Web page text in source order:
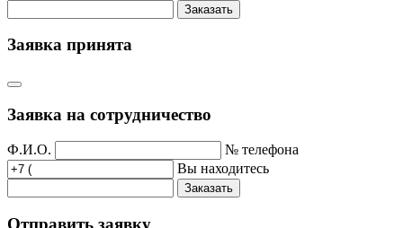
Заказать
Заявка принята
Заявка на сотрудничество
Ф.И.О.
№ телефона
Вы находитесь
Заказать
Отправить заявку